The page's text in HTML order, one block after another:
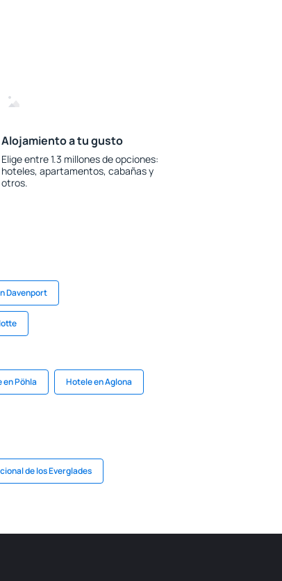
Alojamiento a tu gusto
Elige entre 1.3 millones de opciones:
hoteles, apartamentos, cabañas y
otros.
Davenport
en Pöhla Hotele en Aglona
de los Everglades